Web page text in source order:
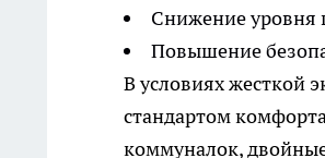
Снижение уровня
Повышение
В условиях жесткой
стандартом
коммуналок,